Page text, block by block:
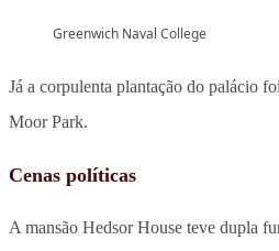
Greenwich Naval College
Já a corpulenta plantação do palácio
Moor Park.
Cenas políticas
A mansão Hedsor House teve dupla